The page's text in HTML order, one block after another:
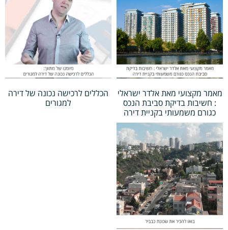
מאמר מקצועי מאת אלדר ישראלי
: חשיבות בדיקת סביבת הנכס
כגורם משמעותי בקניית דירה
הכללים לרכישה נכונה של דירה
למגורים